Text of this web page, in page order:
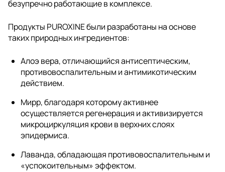
безупречно работающие в комплексе.
Продукты PUROXINE были разработаны на основе
таких природных ингредиентов:
Алоэ вера, отличающийся антисептическим,
противовоспалительным и антимикотическим
действием.
Мирр, благодаря которому активнее
осуществляется регенерация и активизируется
микроциркуляция крови в верхних слоях
эпидермиса.
Лаванда, обладающая противовоспалительным и
«успокоительным» эффектом.